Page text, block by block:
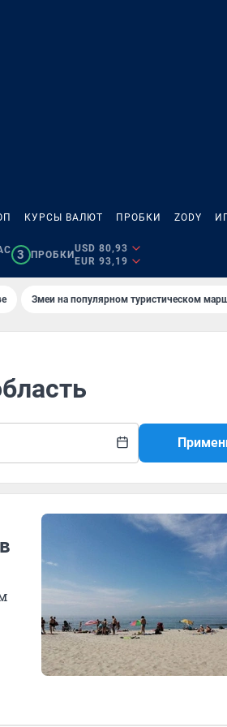
КУРСЫ ВАЛЮТ ПРОБКИ ZODY
3 ПРОБКИ
USD 80,93
EUR 93,19
Змеи на популярном туристическом